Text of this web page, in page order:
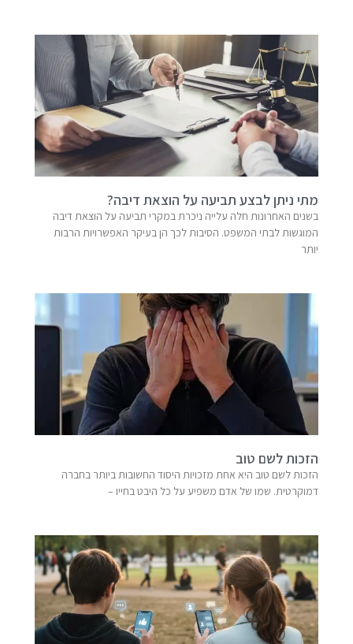
מתי ניתן לבצע תביעה על הוצאת דיבה?
בשנים האחרונות חלה עלייה ניכרת במקרי תביעה על הוצאת דיבה
המוגשות לבתי המשפט. הסיבות לכך הן בעיקר האפשרויות הרבות
יותר
הזכות לשם טוב
הזכות לשם טוב היא אחת מזכויות היסוד החשובות ביותר בחברה
דמוקרטית. שמו של אדם משפיע על כל היבט בחייו –